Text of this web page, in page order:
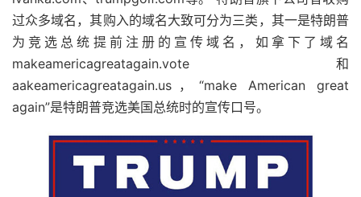
过众多域名，其购入的域名大致可分为三类，其一是特朗普
为竞选总统提前注册的宣传域名，如拿下了域名
makeamericagreatagain.vote和
aakeamericagreatagain.us，“make American great
again”是特朗普竞选美国总统时的宣传口号。